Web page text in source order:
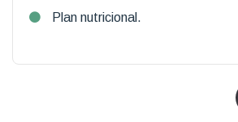
Plan nutricional.